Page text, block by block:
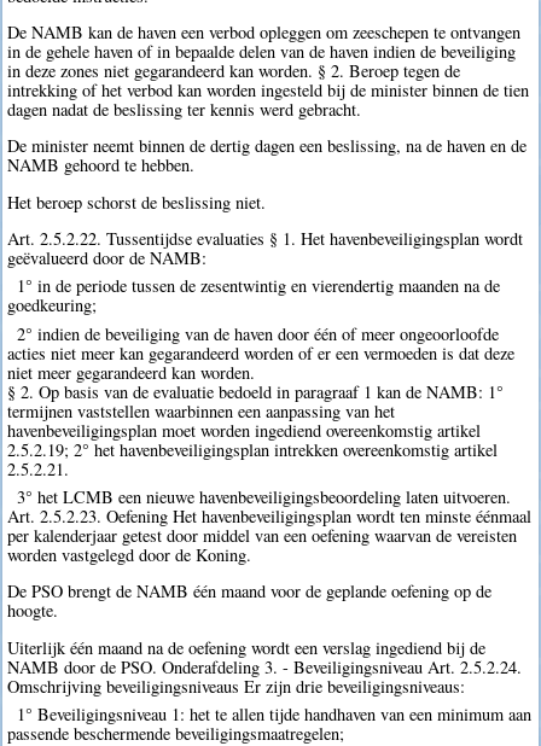
De NAMB kan de haven een verbod opleggen om zeeschepen te ontvangen
in de gehele haven of in bepaalde delen van de haven indien de beveiliging
in deze zones niet gegarandeerd kan worden. § 2. Beroep tegen de
intrekking of het verbod kan worden ingesteld bij de minister binnen de tien
dagen nadat de beslissing ter kennis werd gebracht.
De minister neemt binnen de dertig dagen een beslissing, na de haven en de
NAMB gehoord te hebben.
Het beroep schorst de beslissing niet.
Art. 2.5.2.22. Tussentijdse evaluaties § 1. Het havenbeveiligingsplan wordt
geëvalueerd door de NAMB:
1° in de periode tussen de zesentwintig en vierendertig maanden na de
goedkeuring;
2° indien de beveiliging van de haven door één of meer ongeoorloofde
acties niet meer kan gegarandeerd worden of er een vermoeden is dat deze
niet meer gegarandeerd kan worden.
§ 2. Op basis van de evaluatie bedoeld in paragraaf 1 kan de NAMB: 1°
termijnen vaststellen waarbinnen een aanpassing van het
havenbeveiligingsplan moet worden ingediend overeenkomstig artikel
2.5.2.19; 2° het havenbeveiligingsplan intrekken overeenkomstig artikel
2.5.2.21.
3° het LCMB een nieuwe havenbeveiligingsbeoordeling laten uitvoeren.
Art. 2.5.2.23. Oefening Het havenbeveiligingsplan wordt ten minste éénmaal
per kalenderjaar getest door middel van een oefening waarvan de vereisten
worden vastgelegd door de Koning.
De PSO brengt de NAMB één maand voor de geplande oefening op de
hoogte.
Uiterlijk één maand na de oefening wordt een verslag ingediend bij de
NAMB door de PSO. Onderafdeling 3. - Beveiligingsniveau Art. 2.5.2.24.
Omschrijving beveiligingsniveaus Er zijn drie beveiligingsniveaus:
1° Beveiligingsniveau 1: het te allen tijde handhaven van een minimum aan
passende beschermende beveiligingsmaatregelen;